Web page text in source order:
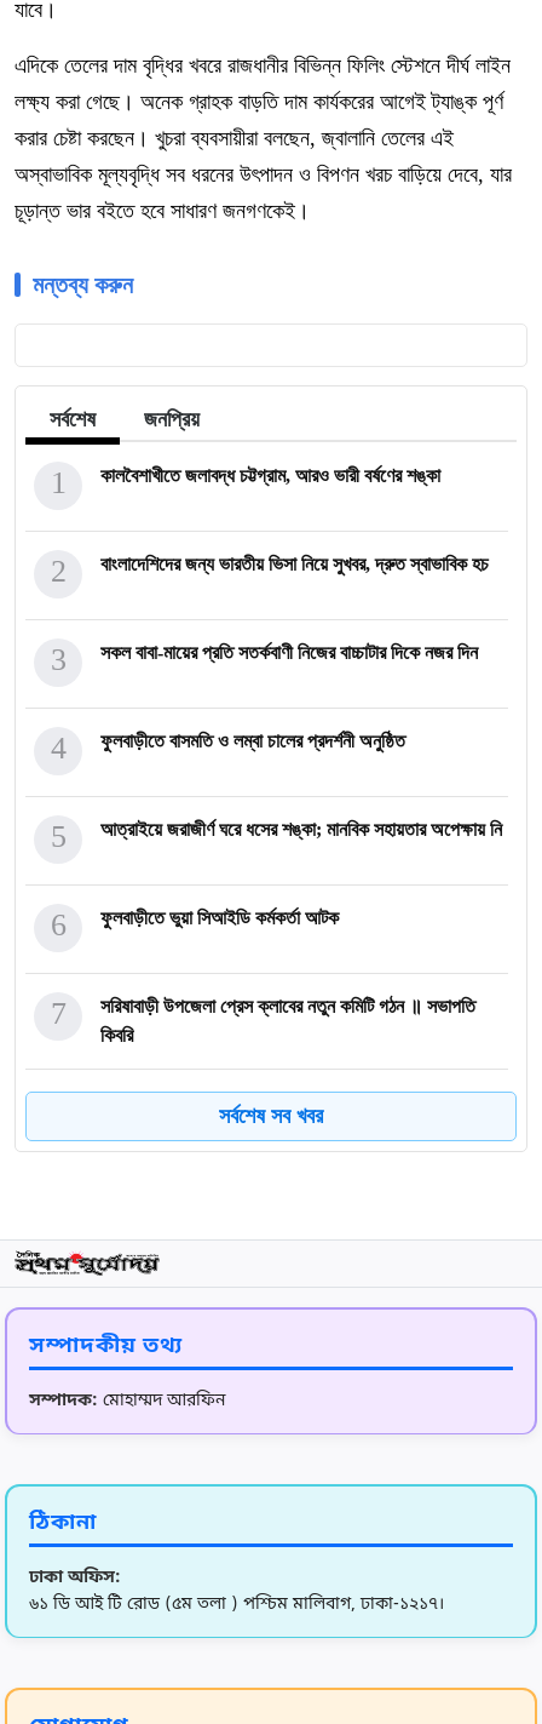
যাবে।
​এদিকে তেলের দাম বৃদ্ধির খবরে রাজধানীর বিভিন্ন ফিলিং স্টেশনে দীর্ঘ লাইন
লক্ষ্য করা গেছে। অনেক গ্রাহক বাড়তি দাম কার্যকরের আগেই ট্যাঙ্ক পূর্ণ
করার চেষ্টা করছেন। খুচরা ব্যবসায়ীরা বলছেন, জ্বালানি তেলের এই
অস্বাভাবিক মূল্যবৃদ্ধি সব ধরনের উৎপাদন ও বিপণন খরচ বাড়িয়ে দেবে, যার
চূড়ান্ত ভার বইতে হবে সাধারণ জনগণকেই।
মন্তব্য করুন
সর্বশেষ জনপ্রিয়
কালবৈশাখীতে জলাবদ্ধ চট্টগ্রাম, আরও ভারী বর্ষণের শঙ্কা
1
বাংলাদেশিদের জন্য ভারতীয় ভিসা নিয়ে সুখবর, দ্রুত স্বাভাবিক হচ
2
সকল বাবা-মায়ের প্রতি সতর্কবাণী নিজের বাচ্চাটার দিকে নজর দিন
3
ফুলবাড়ীতে বাসমতি ও লম্বা চালের প্রদর্শনী অনুষ্ঠিত
4
আত্রাইয়ে জরাজীর্ণ ঘরে ধসের শঙ্কা; মানবিক সহায়তার অপেক্ষায় নি
5
ফুলবাড়ীতে ভুয়া সিআইডি কর্মকর্তা আটক
6
সরিষাবাড়ী উপজেলা প্রেস ক্লাবের নতুন কমিটি গঠন ॥ সভাপতি
কিবরি
7
শিক্ষক-কর্মচারীদের উৎসবভাতা বিল ৪ মার্চের মধ্যে জমা দেওয়ার ন
আহসান উল্লাহ মাস্টার হত্যা মামলার মৃত্যুদণ্ডপ্রাপ্ত আসামির ম
10
নাসুমের ‘ম্যাজিকাল’ স্পেল: ৭ রানে ৫ উইকেট নিয়ে ইতিহাস
11
শার্শায় বিয়ের প্রলোভনে ধর্ষণের অভিযোগে দুই যুবক গ্রেপ্তার
13
শিশুর হাম: লক্ষণ, কারণ ও প্রতিকার নিয়ে বিশেষজ্ঞ পরামর্শ
14
সর্বশেষ সব খবর
সম্পাদকীয় তথ্য
সম্পাদক: মোহাম্মদ আরফিন
ঠিকানা
ঢাকা অফিস:
৬১ ডি আই টি রোড (৫ম তলা ) পশ্চিম মালিবাগ, ঢাকা-১২১৭।